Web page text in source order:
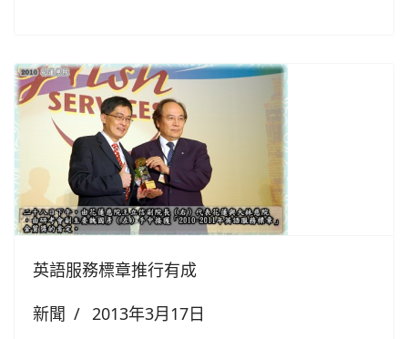
英語服務標章推行有成
新聞
2013年3月17日